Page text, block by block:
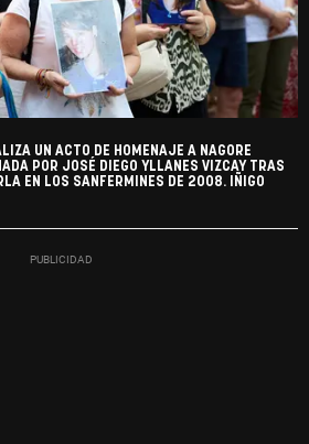
UN ACTO DE HOMENAJE A NAGORE
POR JOSÉ DIEGO YLLANES VIZCAY TRAS
EN LOS SANFERMINES DE 2008. IÑIGO